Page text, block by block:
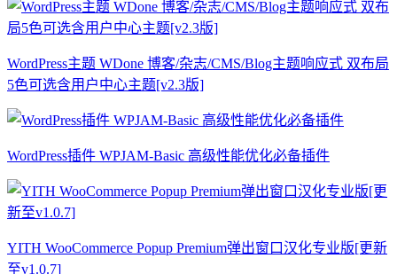
WordPress主题 WDone 博客/杂志/CMS/Blog主题响应式 双布局
5色可选含用户中心主题[v2.3版]
WordPress插件 WPJAM-Basic 高级性能优化必备插件
YITH WooCommerce Popup Premium弹出窗口汉化专业版[更新
至v1.0.7]